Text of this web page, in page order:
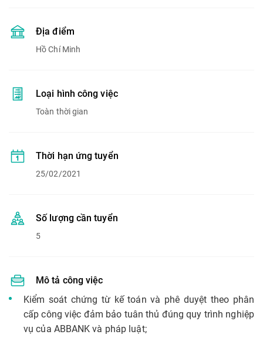
Địa điểm
Hồ Chí Minh
Loại hình công việc
Toàn thời gian
Thời hạn ứng tuyển
25/02/2021
Số lượng cần tuyển
5
Mô tả công việc
Kiểm soát chứng từ kế toán và phê duyệt theo phân
cấp công việc đảm bảo tuân thủ đúng quy trình nghiệp
vụ của ABBANK và pháp luật;